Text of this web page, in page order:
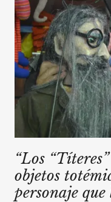
“Los
objetos
personaje